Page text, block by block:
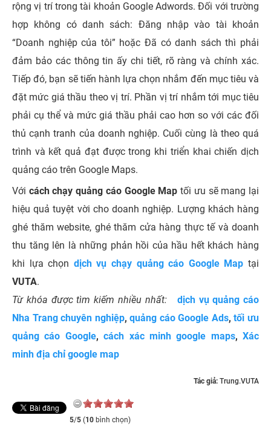
rộng vị trí trong tài khoản Google Adwords. Đối với trường
hợp không có danh sách: Đăng nhập vào tài khoản
“Doanh nghiệp của tôi” hoặc Đã có danh sách thì phải
đảm bảo các thông tin ấy chi tiết, rõ ràng và chính xác.
Tiếp đó, bạn sẽ tiến hành lựa chọn nhắm đến mục tiêu và
đặt mức giá thầu theo vị trí. Phần vị trí nhắm tới mục tiêu
phải cụ thể và mức giá thầu phải cao hơn so với các đối
thủ cạnh tranh của doanh nghiệp. Cuối cùng là theo quá
trình và kết quả đạt được trong khi triển khai chiến dịch
quảng cáo trên Google Maps.
Với cách chạy quảng cáo Google Map tối ưu sẽ mang lại
hiệu quả tuyệt vời cho doanh nghiệp. Lượng khách hàng
ghé thăm website, ghé thăm cửa hàng thực tế và doanh
thu tăng lên là những phản hồi của hầu hết khách hàng
khi lựa chọn dịch vụ chạy quảng cáo Google Map tại
VUTA.
Từ khóa được tìm kiếm nhiều nhất:
dịch vụ quảng cáo
Nha Trang chuyên nghiệp,quảng cáo Google Ads,tối ưu
quảng cáo Google,cách xác minh google maps, Xác
minh địa chỉ google map
Tác giả: Trung.VUTA
5/5 (10 bình chọn)